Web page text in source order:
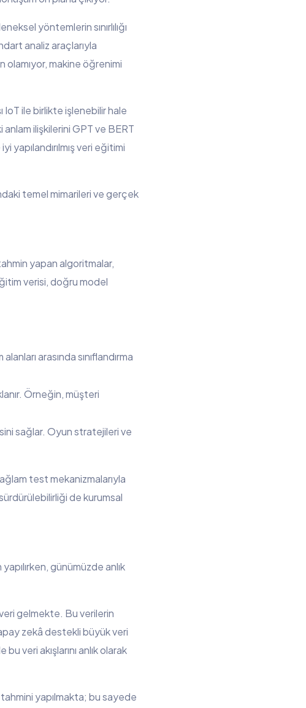
yöntemlerin sınırlılığı
analiz araçlarıyla
makine öğrenimi
IoT ile birlikte işlenebilir hale
ilişkilerini GPT ve BERT
veri eğitimi
temel mimarileri ve gerçek
yapan algoritmalar,
verisi, doğru model
arasında sınıflandırma
Örneğin, müşteri
sağlar. Oyun stratejileri ve
test mekanizmalarıyla
de kurumsal
günümüzde anlık
gelmekte. Bu verilerin
zekâ destekli büyük veri
veri akışlarını anlık olarak
yapılmakta; bu sayede